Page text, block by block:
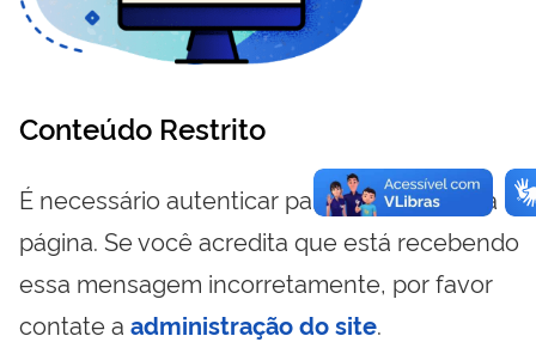
Conteúdo Restrito
É necessário autenticar para visualizar essa
página. Se você acredita que está recebendo
essa mensagem incorretamente, por favor
contate a administração do site.